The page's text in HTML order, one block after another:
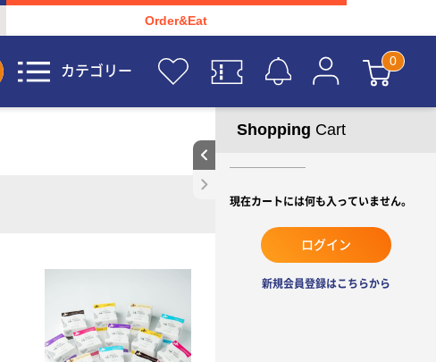
Order&Eat
カテゴリー
Shopping Cart
現在カートには何も入っていません。
ログイン
新規会員登録はこちらから